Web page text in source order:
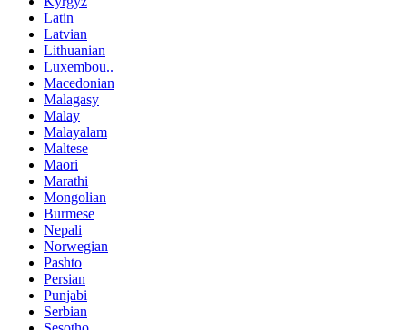
Latin
Latvian
Lithuanian
Luxembou..
Macedonian
Malagasy
Malay
Malayalam
Maltese
Maori
Marathi
Mongolian
Burmese
Nepali
Norwegian
Pashto
Persian
Punjabi
Serbian